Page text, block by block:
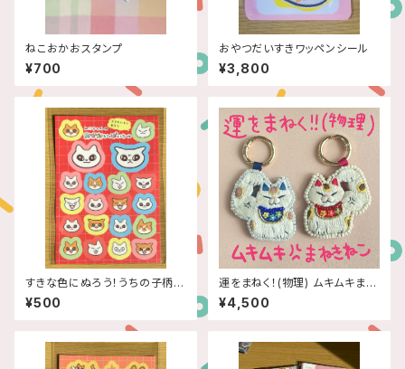
ねこおかおスタンプ
¥700
おやつだいすきワッペンシール
¥3,800
すきな色にぬろう！うちの子柄お
かおシール
¥500
運をまねく！(物理) ムキムキまね
きねこキーホルダー
¥4,500